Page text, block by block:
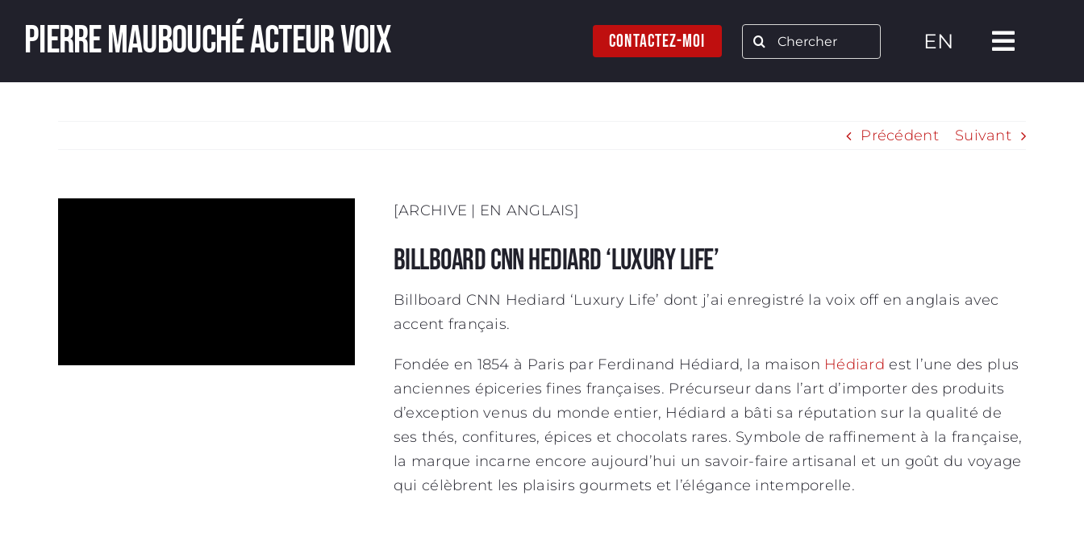
Pierre Maubouché acteur voix CONTACTEZ-MOI Rechercher: EN
Précédent Suivant
[ARCHIVE | EN ANGLAIS]
Billboard CNN Hediard ‘Luxury Life’
Billboard CNN Hediard ‘Luxury Life’ dont j’ai enregistré la voix off en anglais avec
accent français.
Fondée en 1854 à Paris par Ferdinand Hédiard, la maison Hédiard est l’une des plus
anciennes épiceries fines françaises. Précurseur dans l’art d’importer des produits
d’exception venus du monde entier, Hédiard a bâti sa réputation sur la qualité de
ses thés, confitures, épices et chocolats rares. Symbole de raffinement à la française,
la marque incarne encore aujourd’hui un savoir-faire artisanal et un goût du voyage
qui célèbrent les plaisirs gourmets et l’élégance intemporelle.